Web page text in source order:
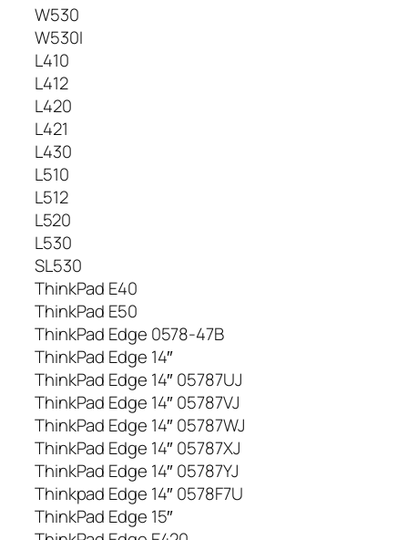
W530
W530I
L410
L412
L420
L421
L430
L510
L512
L520
L530
SL530
ThinkPad E40
ThinkPad E50
ThinkPad Edge 0578-47B
ThinkPad Edge 14″
ThinkPad Edge 14″ 05787UJ
ThinkPad Edge 14″ 05787VJ
ThinkPad Edge 14″ 05787WJ
ThinkPad Edge 14″ 05787XJ
ThinkPad Edge 14″ 05787YJ
Thinkpad Edge 14″ 0578F7U
ThinkPad Edge 15″